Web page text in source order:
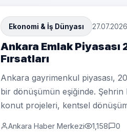
Ekonomi & İş Dünyası
Ankara Emlak
Fırsatları
Ankara gayrimenkul piyasası,
bir dönüşümün eşiğinde. Şehrin
konut projeleri, kentsel
Ankara Haber Merkezi 1,158 0